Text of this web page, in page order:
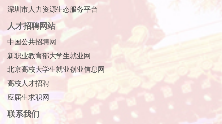
深圳市人力资源生态服务平台
人才招聘网站
中国公共招聘网
新职业教育部大学生就业网
北京高校大学生就业创业信息网
高校人才招聘
应届生求职网
联系我们